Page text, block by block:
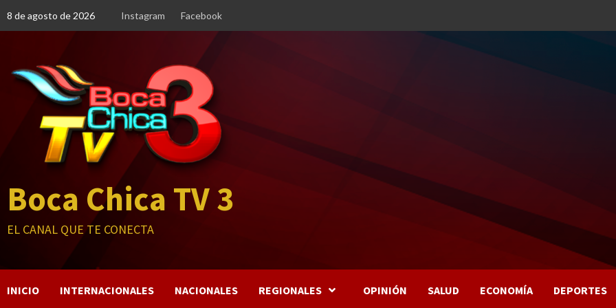
8 de agosto de 2026 Instagram Facebook
Boca Chica TV 3
EL CANAL QUE TE CONECTA
INICIO INTERNACIONALES NACIONALES REGIONALES OPINIÓN SALUD ECONOMÍA DEPORTES